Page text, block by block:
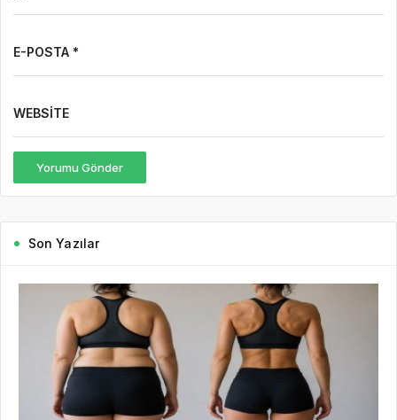
E-POSTA *
WEBSITE
Yorumu Gönder
Son Yazılar